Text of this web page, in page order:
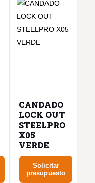
CANDADO
LOCK OUT
STEELPRO
X05
VERDE
Solicitar
presupuesto